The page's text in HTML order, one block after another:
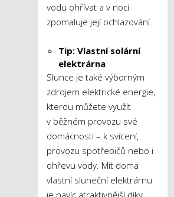
vodu ohřívat a v noci
zpomaluje její ochlazování.
Tip: Vlastní solární
elektrárna
Slunce je také výborným
zdrojem elektrické energie,
kterou můžete využít
v běžném provozu své
domácnosti – k svícení,
provozu spotřebičů nebo i
ohřevu vody. Mít doma
vlastní sluneční elektrárnu
je navíc atraktivnější díky